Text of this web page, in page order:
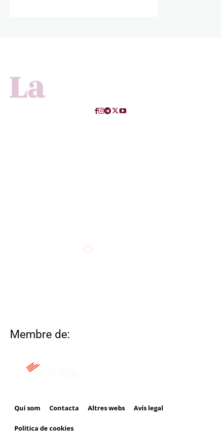
Membre de:
Qui som Contacta Altres webs Avís legal
Política de cookies